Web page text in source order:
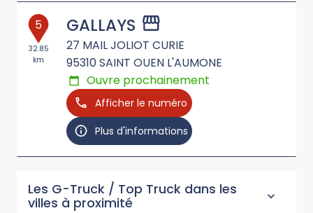
5
32.85
km
GALLAYS
27 MAIL JOLIOT CURIE
95310SAINT OUEN L'AUMONE
Ouvre prochainement
Afficher le numéro
Plus d'informations
Les G-Truck / Top Truck dans les
villes à proximité